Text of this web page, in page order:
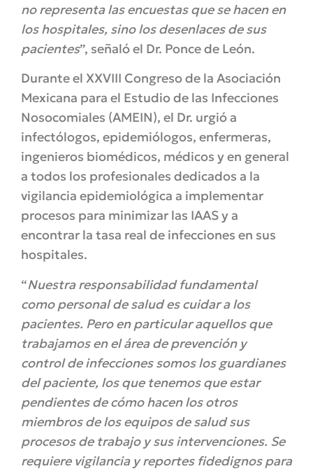
no representa las encuestas que se hacen en
los hospitales, sino los desenlaces de sus
pacientes”, señaló el Dr. Ponce de León.
Durante el XXVIII Congreso de la Asociación
Mexicana para el Estudio de las Infecciones
Nosocomiales (AMEIN), el Dr. urgió a
infectólogos, epidemiólogos, enfermeras,
ingenieros biomédicos, médicos y en general
a todos los profesionales dedicados a la
vigilancia epidemiológica a implementar
procesos para minimizar las IAAS y a
encontrar la tasa real de infecciones en sus
hospitales.
“Nuestra responsabilidad fundamental
como personal de salud es cuidar a los
pacientes. Pero en particular aquellos que
trabajamos en el área de prevención y
control de infecciones somos los guardianes
del paciente, los que tenemos que estar
pendientes de cómo hacen los otros
miembros de los equipos de salud sus
procesos de trabajo y sus intervenciones. Se
requiere vigilancia y reportes fidedignos para